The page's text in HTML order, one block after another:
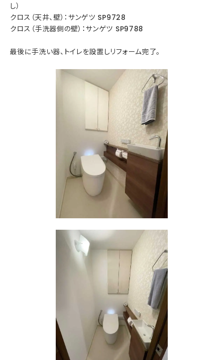
し）
クロス（天井、壁）：サンゲツ SP9728
クロス（手洗器側の壁）：サンゲツ SP9788
最後に手洗い器、トイレを設置しリフォーム完了。